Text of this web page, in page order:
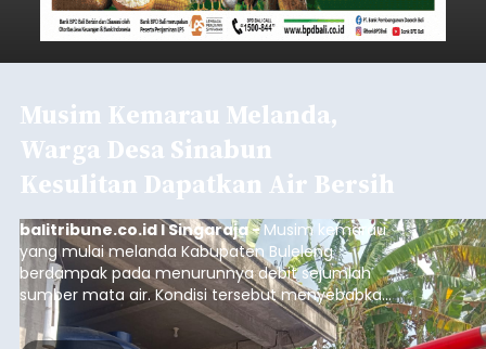
Musim Kemarau Melanda,
Warga Desa Sinabun
Kesulitan Dapatkan Air Bersih
balitribune.co.id I Singaraja -Musim kemarau
yang mulai melanda Kabupaten Buleleng
berdampak pada menurunnya debit sejumlah
sumber mata air. Kondisi tersebut menyebabkan
warga di beberapa desa mulai mengalami
kesulitan mendapatkan air bersih, terutama